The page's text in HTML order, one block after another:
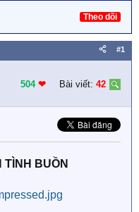
Theo dõi
#1
504 ❤︎ Bài viết: 42
TÌNH BUỒN